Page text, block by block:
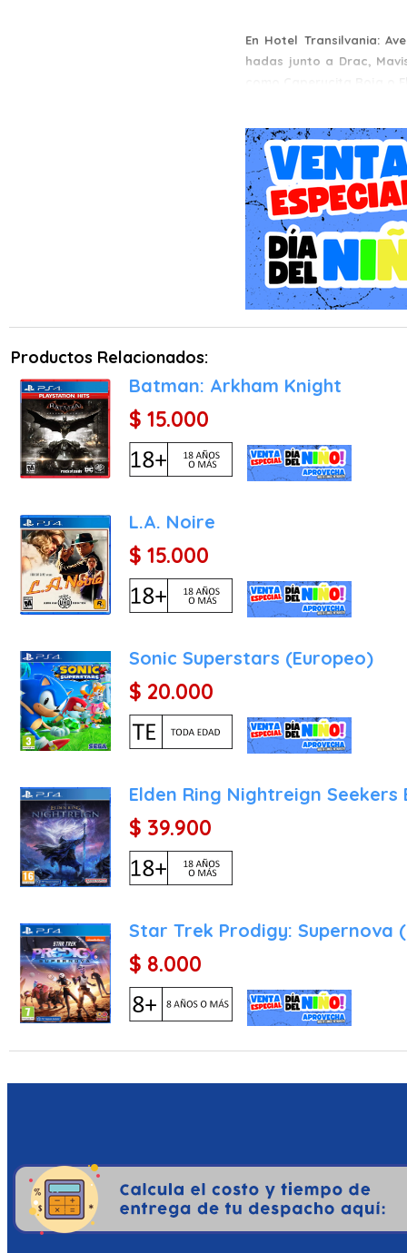
En Hotel Transilvania:
hadas junto a Drac,
Productos Relacionados:
Batman: Arkham Knight
$ 15.000
L.A. Noire
$ 15.000
Sonic Superstars (Europeo)
$ 20.000
Elden Ring Nightreign
$ 39.900
Star Trek Prodigy: Supernova
$ 8.000